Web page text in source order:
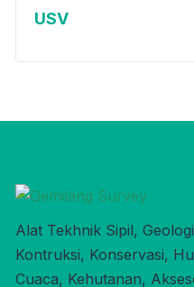
USV
Alat Tekhnik Sipil,
Kontruksi, Konservasi,
Cuaca, Kehutanan,